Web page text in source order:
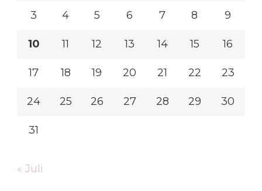
3 4 5 6 7 8 9
10 11 12 13 14 15 16
17 18 19 20 21 22 23
24 25 26 27 28 29 30
31
« Juli